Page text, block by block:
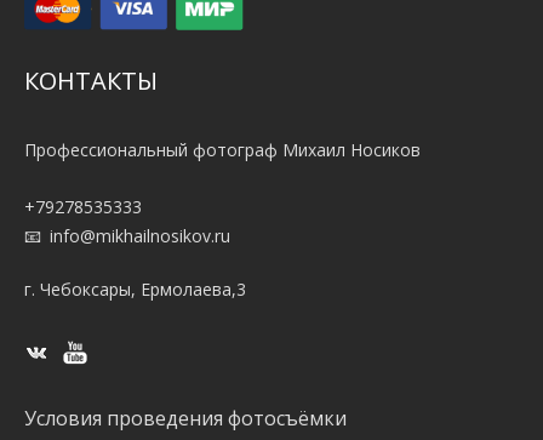
КОНТАКТЫ
Профессиональный фотограф Михаил Носиков
+79278535333
info@mikhailnosikov.ru
г. Чебоксары, Ермолаева,3
Условия проведения фотосъёмки